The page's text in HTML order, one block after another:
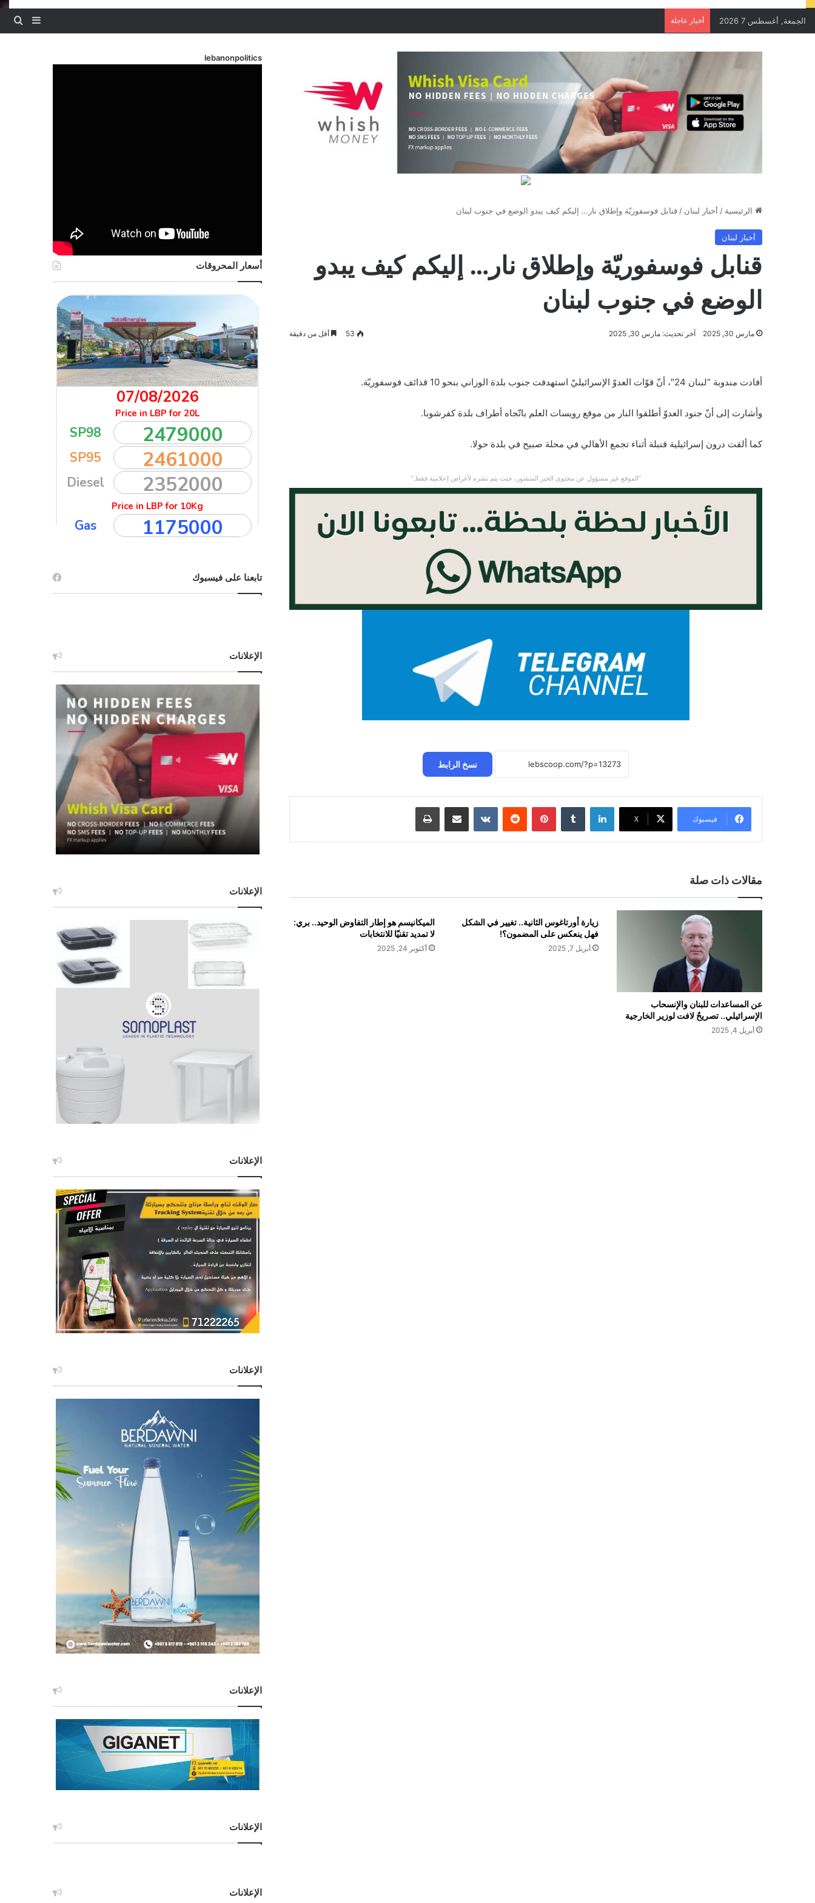
الجمعة, أغسطس 7 2026 أخبار عاجلة إضافة
الرئيسية / أخبار لبنان / قنابل فوسفوريّة وإطلاق نار… إليكم كيف يبدو الوضع في جنوب لبنان
أخبار لبنان
قنابل فوسفوريّة وإطلاق نار… إليكم كيف يبدو
الوضع في جنوب لبنان
مارس 30, 2025 آخر تحديث: مارس 30, 2025 53 أقل من دقيقة
أفادت مندوبة “لبنان 24″، أنّ قوّات العدوّ الإسرائيليّ استهدفت جنوب بلدة الوزاني بنحو 10 قذائف فوسفوريّة.
وأشارت إلى أنّ جنود العدوّ أطلقوا النار من موقع رويسات العلم باتّجاه أطراف بلدة كفرشوبا.
كما ألقت درون إسرائيلية قنبلة أثناء تجمع الأهالي في محلة صبيح في بلدة حولا.
“الموقع غير مسؤول عن محتوى الخبر المنشور، حيث يتم نشره لأغراض إعلامية فقط.”
نسخ الرابط
فيسبوك X
لينكدإن بينتيريست مشاركة عبر البريد طباعة
مقالات ذات صلة
عن المساعدات للبنان والإنسحاب
الإسرائيلي.. تصريحٌ لافت لوزير الخارجية
أبريل 4, 2025
زيارة أورتاغوس الثانية.. تغيير في الشكل
فهل ينعكس على المضمون؟!
أبريل 7, 2025
الميكانيسم هو إطار التفاوض الوحيد.. بري:
لا تمديد تقنيّا للانتخابات
أكتوبر 24, 2025
lebanonpolitics
أسعار المحروقات
تابعنا على فيسبوك
الإعلانات
الإعلانات
الإعلانات
الإعلانات
الإعلانات
الإعلانات
الإعلانات